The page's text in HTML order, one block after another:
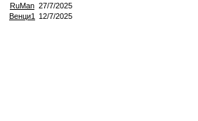
RuMan 27/7/2025
Венци1
12/7/2025